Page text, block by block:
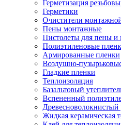
Герметизация
Герметики
Очистители
Пены монтажные
Пистолеты для пены и
Полиэтиленовые
Армированные пленки
Воздушно-
Гладкие пленки
Теплоизоляция
Базальтовый
Вспененный
Древесноволокнистый
Жидкая керамическая